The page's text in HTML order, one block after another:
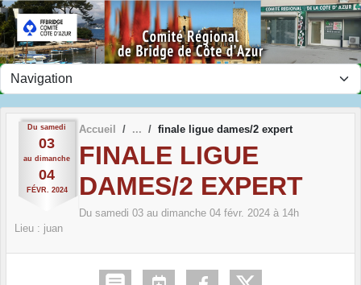
Du samedi
03
au dimanche
04
FÉVR. 2024
Accueil finale ligue dames/2 expert
FINALE LIGUE
DAMES/2 EXPERT
Du samedi 03 au dimanche 04 févr. 2024 à 14h
Lieu : juan
Panneau de gestion des cookies